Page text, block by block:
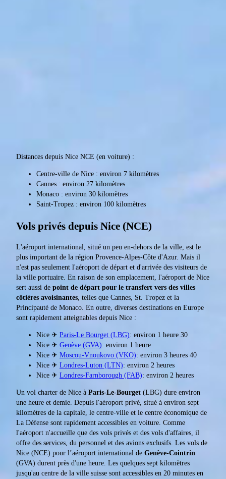
Distances depuis Nice NCE (en voiture) :
Centre-ville de Nice : environ 7 kilomètres
Cannes : environ 27 kilomètres
Monaco : environ 30 kilomètres
Saint-Tropez : environ 100 kilomètres
Vols privés depuis Nice (NCE)
L'aéroport international, situé un peu en-dehors de la ville, est le
plus important de la région Provence-Alpes-Côte d'Azur. Mais il
n'est pas seulement l'aéroport de départ et d'arrivée des visiteurs de
la ville portuaire. En raison de son emplacement, l'aéroport de Nice
sert aussi de point de départ pour le transfert vers des villes
côtières avoisinantes, telles que Cannes, St. Tropez et la
Principauté de Monaco. En outre, diverses destinations en Europe
sont rapidement atteignables depuis Nice :
Nice ✈ Paris-Le Bourget (LBG): environ 1 heure 30
Nice ✈ Genève (GVA): environ 1 heure
Nice ✈ Moscou-Vnoukovo (VKO): environ 3 heures 40
Nice ✈ Londres-Luton (LTN): environ 2 heures
Nice ✈ Londres-Farnborough (FAB): environ 2 heures
Un vol charter de Nice à Paris-Le-Bourget (LBG) dure environ
une heure et demie. Depuis l'aéroport privé, situé à environ sept
kilomètres de la capitale, le centre-ville et le centre économique de
La Défense sont rapidement accessibles en voiture. Comme
l'aéroport n'accueille que des vols privés et des vols d'affaires, il
offre des services, du personnel et des avions exclusifs. Les vols de
Nice (NCE) pour l’aéroport international de Genève-Cointrin
(GVA) durent près d'une heure. Les quelques sept kilomètres
jusqu'au centre de la ville suisse sont accessibles en 20 minutes en